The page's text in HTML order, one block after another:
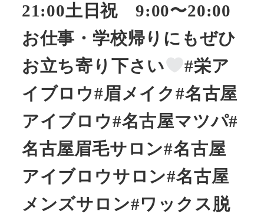
21:00土日祝 9:00〜20:00
お仕事・学校帰りにもぜひ
お立ち寄り下さい
#栄ア
イブロウ#眉メイク#名古屋
アイブロウ#名古屋マツパ#
名古屋眉毛サロン#名古屋
アイブロウサロン#名古屋
メンズサロン#ワックス脱